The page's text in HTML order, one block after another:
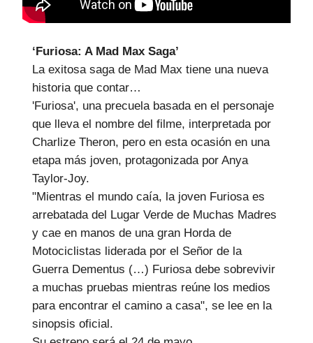
‘Furiosa: A Mad Max Saga’
La exitosa saga de Mad Max tiene una nueva
historia que contar…
'Furiosa', una precuela basada en el personaje
que lleva el nombre del filme, interpretada por
Charlize Theron, pero en esta ocasión en una
etapa más joven, protagonizada por Anya
Taylor-Joy.
"Mientras el mundo caía, la joven Furiosa es
arrebatada del Lugar Verde de Muchas Madres
y cae en manos de una gran Horda de
Motociclistas liderada por el Señor de la
Guerra Dementus (…) Furiosa debe sobrevivir
a muchas pruebas mientras reúne los medios
para encontrar el camino a casa", se lee en la
sinopsis oficial.